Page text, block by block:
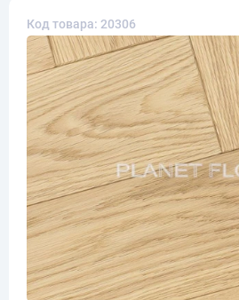
Код товара: 20306